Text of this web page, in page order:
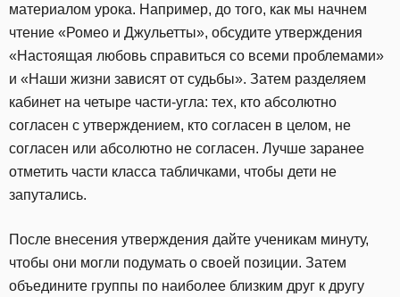
материалом урока. Например, до того, как мы начнем
чтение «Ромео и Джульетты», обсудите утверждения
«Настоящая любовь справиться со всеми проблемами»
и «Наши жизни зависят от судьбы». Затем разделяем
кабинет на четыре части-угла: тех, кто абсолютно
согласен с утверждением, кто согласен в целом, не
согласен или абсолютно не согласен. Лучше заранее
отметить части класса табличками, чтобы дети не
запутались.
После внесения утверждения дайте ученикам минуту,
чтобы они могли подумать о своей позиции. Затем
объедините группы по наиболее близким друг к другу